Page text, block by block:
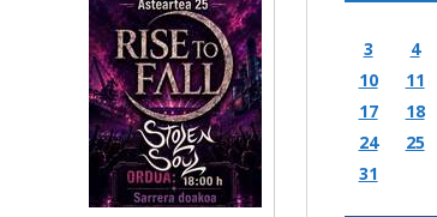
3
4
10
11
17
18
24
25
31